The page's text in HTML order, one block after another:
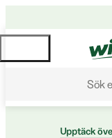
Sök
Upptäck